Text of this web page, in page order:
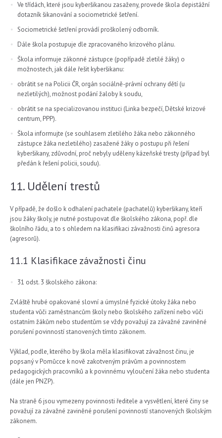
Ve třídách, které jsou kyberšikanou zasaženy, provede škola depistážní
dotazník šikanování a sociometrické šetření.
Sociometrické šetření provádí proškolený odborník.
Dále škola postupuje dle zpracovaného krizového plánu.
Škola informuje zákonné zástupce (popřípadě zletilé žáky) o
možnostech, jak dále řešit kyberšikanu:
obrátit se na Policii ČR, orgán sociálně-právní ochrany dětí (u
nezletilých), možnost podání žaloby k soudu,
obrátit se na specializovanou instituci (Linka bezpečí, Dětské krizové
centrum, PPP).
Škola informujte (se souhlasem zletilého žáka nebo zákonného
zástupce žáka nezletilého) zasažené žáky o postupu při řešení
kyberšikany, zdůvodní, proč nebyly uděleny kázeňské tresty (případ byl
předán k řešení policii, soudu).
11. Udělení trestů
V případě, že došlo k odhalení pachatele (pachatelů) kyberšikany, kteří
jsou žáky školy, je nutné postupovat dle školského zákona, popř. dle
školního řádu, a to s ohledem na klasifikaci závažnosti činů agresora
(agresorů).
11.1 Klasifikace závažnosti činu
31 odst. 3 školského zákona:
Zvláště hrubé opakované slovní a úmyslné fyzické útoky žáka nebo
studenta vůči zaměstnancům školy nebo školského zařízení nebo vůči
ostatním žákům nebo studentům se vždy považují za závažné zaviněné
porušení povinností stanovených tímto zákonem.
Výklad, podle, kterého by škola měla klasifikovat závažnost činu, je
popsaný v Pomůcce k nově zakotveným právům a povinnostem
pedagogických pracovníků a k povinnému vyloučení žáka nebo studenta
(dále jen PNZP).
Na straně 6 jsou vymezeny povinnosti ředitele a vysvětlení, které činy se
považují za závažné zaviněné porušení povinností stanovených školským
zákonem.